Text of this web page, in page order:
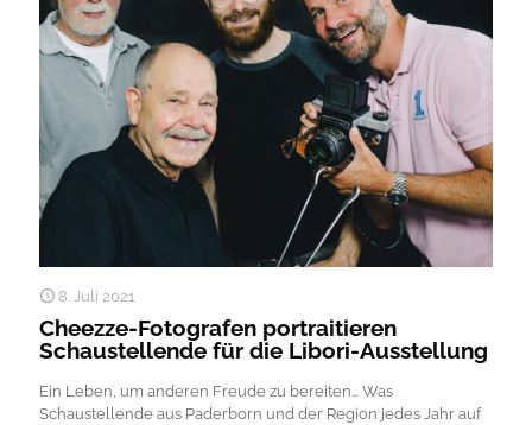
8. Juli 2021
Cheezze-Fotografen portraitieren
Schaustellende für die Libori-Ausstellung
Ein Leben, um anderen Freude zu bereiten… Was
Schaustellende aus Paderborn und der Region jedes Jahr auf